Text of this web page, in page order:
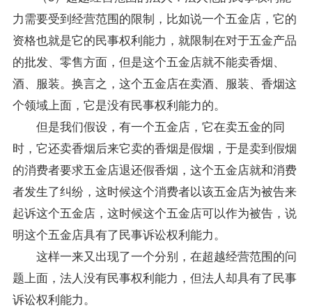
力需要受到经营范围的限制，比如说一个五金店，它的
资格也就是它的民事权利能力，就限制在对于五金产品
的批发、零售方面，但是这个五金店就不能卖香烟、
酒、服装。换言之，这个五金店在卖酒、服装、香烟这
个领域上面，它是没有民事权利能力的。
但是我们假设，有一个五金店，它在卖五金的同
时，它还卖香烟后来它卖的香烟是假烟，于是卖到假烟
的消费者要求五金店退还假香烟，这个五金店就和消费
者发生了纠纷，这时候这个消费者以该五金店为被告来
起诉这个五金店，这时候这个五金店可以作为被告，说
明这个五金店具有了民事诉讼权利能力。
这样一来又出现了一个分别，在超越经营范围的问
题上面，法人没有民事权利能力，但法人却具有了民事
诉讼权利能力。